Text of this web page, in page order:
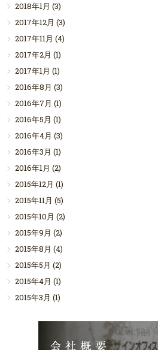
2018年1月 (3)
2017年12月 (3)
2017年11月 (4)
2017年2月 (1)
2017年1月 (1)
2016年8月 (3)
2016年7月 (1)
2016年5月 (1)
2016年4月 (3)
2016年3月 (1)
2016年1月 (2)
2015年12月 (1)
2015年11月 (5)
2015年10月 (2)
2015年9月 (2)
2015年8月 (4)
2015年5月 (2)
2015年4月 (1)
2015年3月 (1)